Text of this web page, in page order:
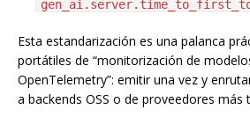
Esta estandarización es una palanca
portátiles de “monitorización de
OpenTelemetry”: emitir una vez y
a backends OSS o de proveedores más